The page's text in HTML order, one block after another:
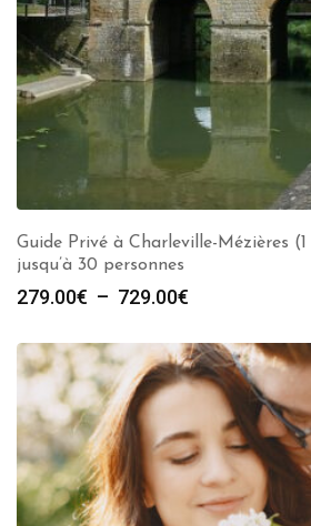
Guide Privé à Charleville-Mézières
jusqu’à 30 personnes
279.00€ – 729.00€
prix :
279.00€
729.00€